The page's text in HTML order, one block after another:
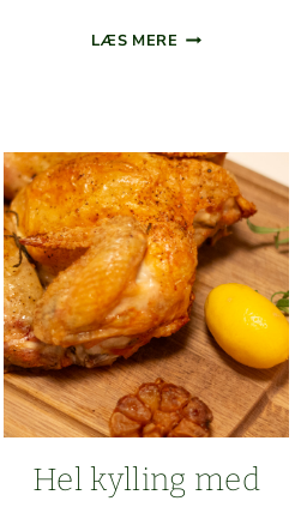
LÆS MERE MARINERET
IENSKE
KRYDDERIER
Hel kylling med